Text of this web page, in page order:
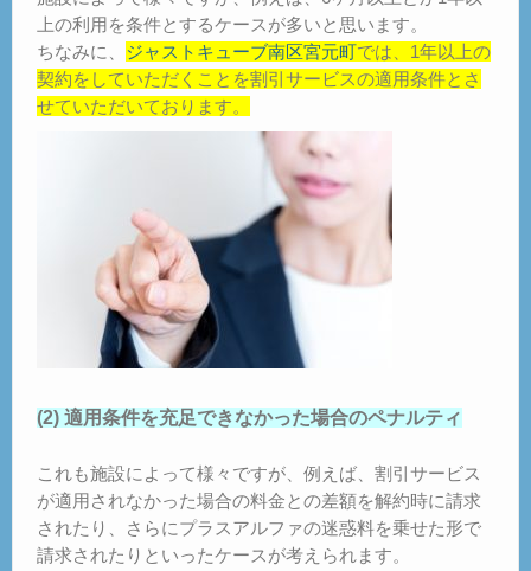
上の利用を条件とするケースが多いと思います。
ちなみに、 ジャストキューブ南区宮元町では、1年以上の
契約をしていただくことを割引サービスの適用条件とさ
せていただいております。
(2) 適用条件を充足できなかった場合のペナルティ
これも施設によって様々ですが、例えば、割引サービス
が適用されなかった場合の料金との差額を解約時に請求
されたり、さらにプラスアルファの迷惑料を乗せた形で
請求されたりといったケースが考えられます。